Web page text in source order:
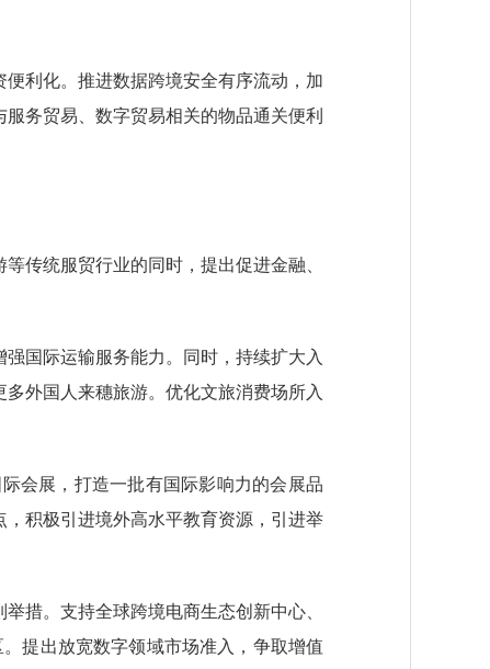
利化。推进数据跨境安全有序流动，加
务贸易、数字贸易相关的物品通关便利
传统服贸行业的同时，提出促进金融、
国际运输服务能力。同时，持续扩大入
外国人来穗旅游。优化文旅消费场所入
会展，打造一批有国际影响力的会展品
积极引进境外高水平教育资源，引进举
措。支持全球跨境电商生态创新中心、
提出放宽数字领域市场准入，争取增值